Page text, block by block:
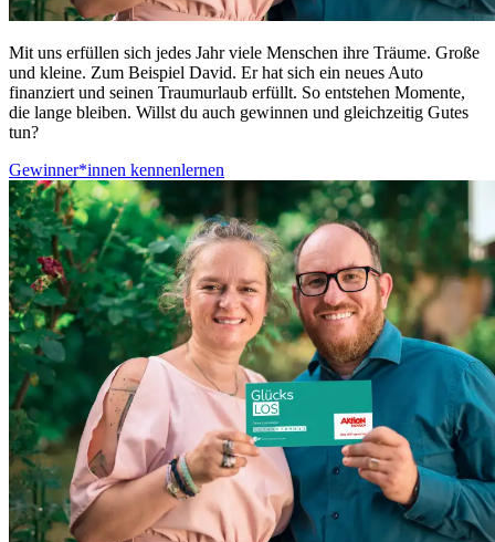
Mit uns erfüllen sich jedes Jahr viele Menschen ihre Träume. Große
und kleine. Zum Beispiel David. Er hat sich ein neues Auto
finanziert und seinen Traumurlaub erfüllt. So entstehen Momente,
die lange bleiben. Willst du auch gewinnen und gleichzeitig Gutes
tun?
Gewinner*innen kennenlernen